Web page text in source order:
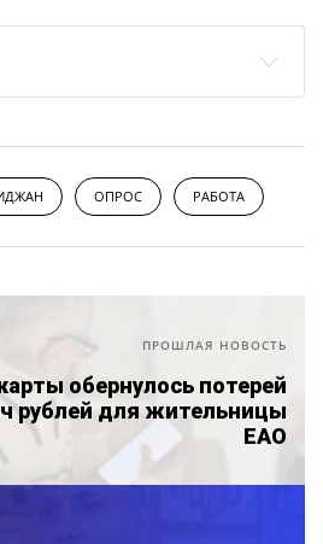
ОПРОС РАБОТА
ПРОШЛАЯ НОВОСТЬ
обернулось потерей
рублей для жительницы
ЕАО